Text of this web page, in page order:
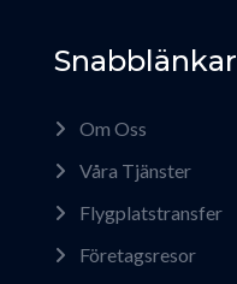
Snabblänkar
Om Oss
Våra Tjänster
Flygplatstransfer
Företagsresor